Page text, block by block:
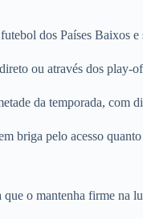
dos Países Baixos
ou através dos play-
da temporada, com
briga pelo acesso
o mantenha firme na